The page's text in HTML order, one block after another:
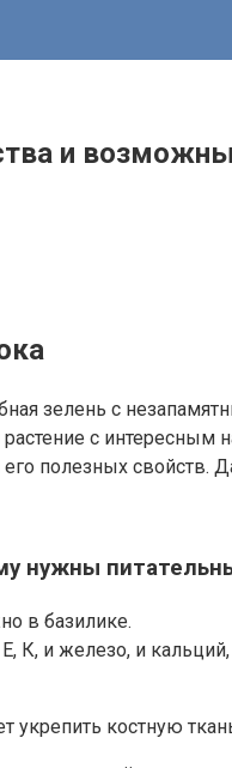
и
зелень с
с интересным
полезных свойств.
нужны
в базилике.
К, и железо, и
укрепить костную